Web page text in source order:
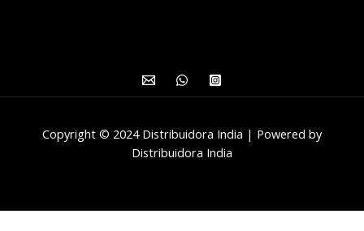
Copyright © 2024 Distribuidora India | Powered by
Distribuidora India